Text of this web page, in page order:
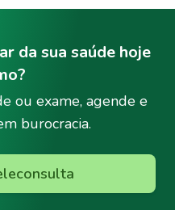
da sua saúde hoje
ou exame, agende e
burocracia.